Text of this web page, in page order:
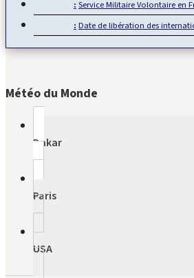
Service Militaire Volontaire en
Date de libération des internationaux
Météo du Monde
Dakar
Paris
USA